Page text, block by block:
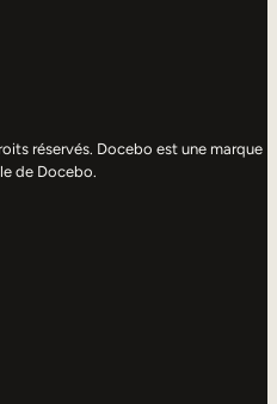
réservés. Docebo est une marque
de Docebo.